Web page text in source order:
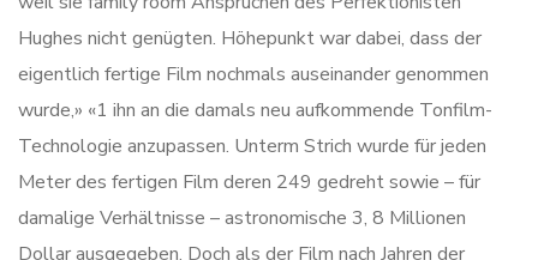
Hughes nicht genügten. Höhepunkt war dabei, dass der
eigentlich fertige Film nochmals auseinander genommen
wurde,» «1 ihn an die damals neu aufkommende Tonfilm-
Technologie anzupassen. Unterm Strich wurde für jeden
Meter des fertigen Film deren 249 gedreht sowie – für
damalige Verhältnisse – astronomische 3, 8 Millionen
Dollar ausgegeben. Doch als der Film nach Jahren der